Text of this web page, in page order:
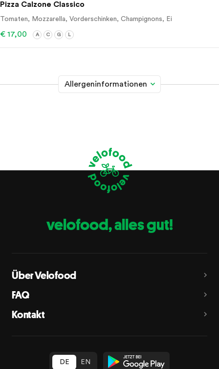
Pizza Calzone Classico
Tomaten, Mozzarella, Vorderschinken, Champignons, Ei
€ 17,00 A C G L
Allergeninformationen
C Eier
Paranüsse, Pistazien, Macadamianüsse
in Konzentration von mehr als 10 mg/kg oder 10 mg/l als
insgesamt vorhandenes Schwefeldioxid
velofood, alles gut!
Über Velofood
FAQ
Kontakt